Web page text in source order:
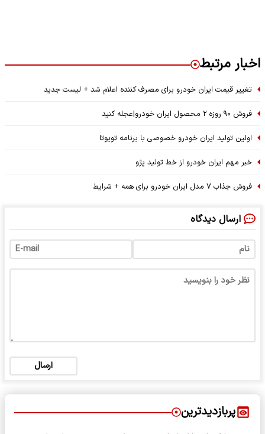
اخبار مرتبط
تغییر قیمت ایران خودرو برای مصرف کننده اعلام شد + لیست جدید
فروش ۹۰ روزه ۲ محصول ایران خودرو|عجله کنید
اولین تولید ایران خودرو خصوصی با برنامه تویوتا
خبر مهم ایران خودرو از خط تولید پژو
فروش جذاب ۷ مدل ایران خودرو برای همه + شرایط
ارسال دیدگاه
ارسال
پربازدیدترین